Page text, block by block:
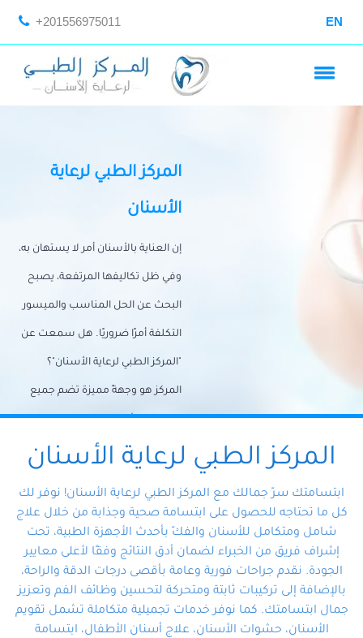
+201556975011 EN
المركز الطبي لرعاية
الأسنان
إن العناية بالأسنان أمر لا يستهان به،
وفي ظل تكاليفها المرتفعة، يصبح
البحث عن الحل المناسب والميسور
التكلفة أمرًا ضروريًا. هل سمعت عن
"المركز الطبي لرعاية الأسنان"؟
المركز هو وجهةً مميزة تضم جميع
احتياجات الأسنان تحت سقف واحد،
وتضمن لك حلاً شاملًا لجميع
المتخصص ذوي الخبرة، ستجد نفسك
في أيد أمينة تلبي احتياجاتك بكل
احترافية ودقة.
المركز الطبي لرعاية الأسنان
ابتسامتك سرّ جمالك مع المركز الطبي لرعاية الأسنان! نوفر لك
كل ما تحتاجه للحصول على ابتسامة صحية وجذابة من خلال علاج
شامل ومتكامل للأسنان والفكّ بأحدث الأجهزة الطبية، تحت
إشراف فريق من الخبراء لضمان أدق النتائج وفقًا لأعلى معايير
الجودة. نقدم جراحات فورية وعامة بأقصى درجات الدقة والراحة،
بالإضافة إلى تركيبات ثابتة ومتحركة لتحسين وظائف الفم وتعزيز
جمال ابتسامتك. كما نوفر خدمات تجميلية متكاملة تشمل تقويم
الأسنان، حشوات الأسنان، علاج أسنان الأطفال، ابتسامة